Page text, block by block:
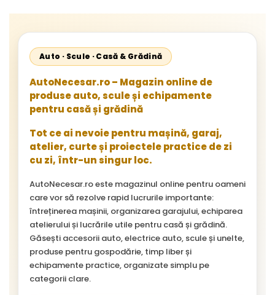
Auto · Scule · Casă & Grădină
AutoNecesar.ro – Magazin online de
produse auto, scule și echipamente
pentru casă și grădină
Tot ce ai nevoie pentru mașină, garaj,
atelier, curte și proiectele practice de zi
cu zi, într-un singur loc.
AutoNecesar.ro este magazinul online pentru oameni
care vor să rezolve rapid lucrurile importante:
întreținerea mașinii, organizarea garajului, echiparea
atelierului și lucrările utile pentru casă și grădină.
Găsești accesorii auto, electrice auto, scule și unelte,
produse pentru gospodărie, timp liber și
echipamente practice, organizate simplu pe
categorii clare.